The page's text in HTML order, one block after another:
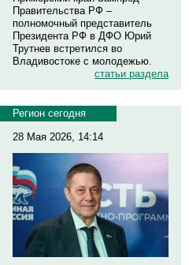
Правительства РФ –
полномочный представитель
Президента РФ в ДФО Юрий
Трутнев встретился во
Владивостоке с молодежью.
статьи раздела
Регион сегодня
28 Мая 2026, 14:14